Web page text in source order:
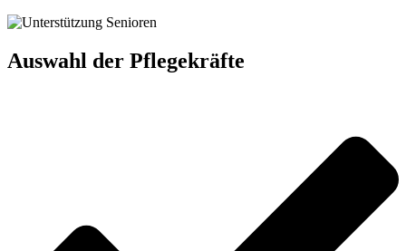
Auswahl der Pflegekräfte